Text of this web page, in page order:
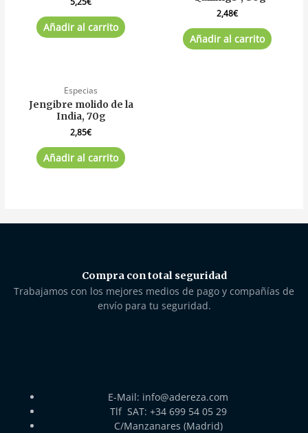
Añadir al carrito
2,48€
Añadir al carrito
Especias
Jengibre molido de la
India, 70g
2,85€
Añadir al carrito
Compra con total seguridad
Trabajamos con los mejores medios de pago y compañías de
envío para tu seguridad.
E-Mail: info@adereza.com
Tlf SAT: +34 699 54 05 29
C/Manzanares (Madrid)